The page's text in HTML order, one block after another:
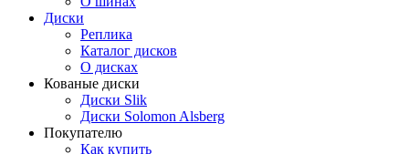
Диски
Реплика
Каталог дисков
О дисках
Кованые диски
Диски Slik
Диски Solomon Alsberg
Покупателю
Как купить